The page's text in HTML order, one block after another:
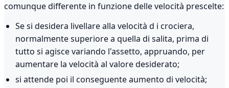
comunque differente in funzione delle velocità prescelte:
Se si desidera livellare alla velocità d i crociera,
normalmente superiore a quella di salita, prima di
tutto si agisce variando l'assetto, appruando, per
aumentare la velocità al valore desiderato;
si attende poi il conseguente aumento di velocità;